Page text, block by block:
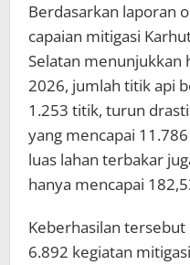
Berdasarkan laporan
capaian mitigasi
Selatan menunjukkan
2026, jumlah titik api
1.253 titik, turun
yang mencapai
luas lahan terbakar
hanya mencapai
Keberhasilan
6.892 kegiatan